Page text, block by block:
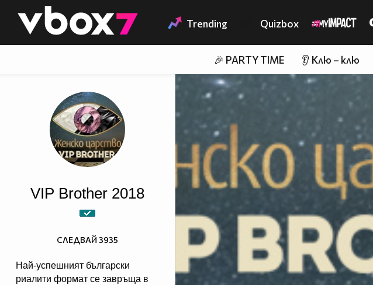
👾 Trending Quizbox
🎉 PARTY TIME 👂 Клю – клю
VIP Brother 2018
Най-успешният български
риалити формат се завръща в
СЛЕДВАЙ 3935